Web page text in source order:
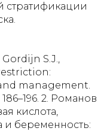
стратификации
S.J.,
management.
2. Романов
кислота,
и беременность: